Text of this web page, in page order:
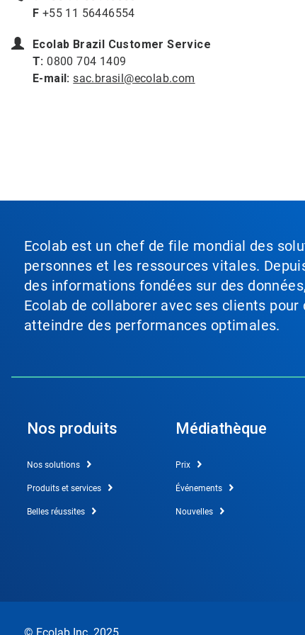
F +55 11 56446554
Ecolab Brazil Customer Service
T: 0800 704 1409
E-mail: sac.brasil@ecolab.com
Ecolab est un chef de file mondial des
personnes et les ressources vitales.
des informations fondées sur des
Ecolab de collaborer avec ses clients
atteindre des performances optimales.
Nos produits
Nos solutions
Produits et services
Belles réussites
Médiathèque
Prix
Événements
Nouvelles